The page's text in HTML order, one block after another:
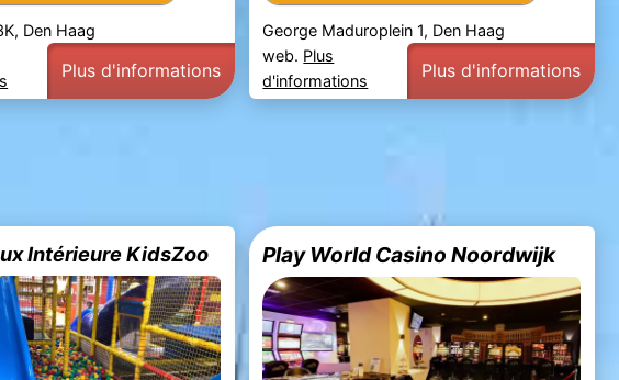
Den Haag
Plus d'informations
George Maduroplein 1, Den Haag
web. Plus
d'informations
Plus d'informations
Intérieure KidsZoo Play World Casino Noordwijk